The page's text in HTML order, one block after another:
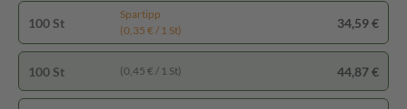
100 St
Spartipp
(0,35 € / 1 St)
34,59 €
100 St (0,45 € / 1 St) 44,87 €